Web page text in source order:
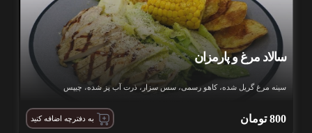
سالاد مرغ و پارمزان
سینه مرغ گریل شده، کاهو رسمی، سس سزار، ذرت آب پز شده، چیپس
800 تومان به دفترچه اضافه کنید